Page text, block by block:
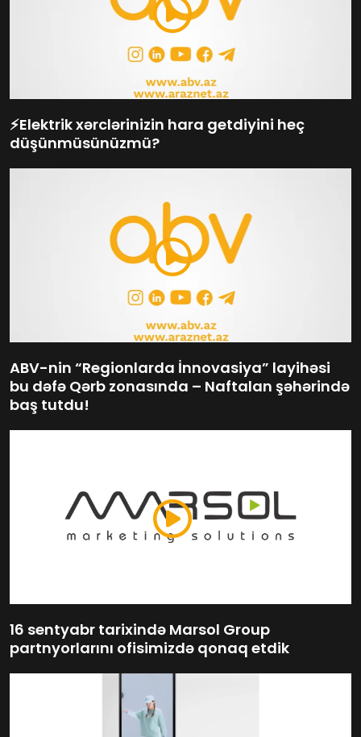
⚡️Elektrik xərclərinizin hara getdiyini heç
düşünmüsünüzmü?
ABV-nin “Regionlarda İnnovasiya” layihəsi
bu dəfə Qərb zonasında – Naftalan şəhərində
baş tutdu!
16 sentyabr tarixində Marsol Group
partnyorlarını ofisimizdə qonaq etdik